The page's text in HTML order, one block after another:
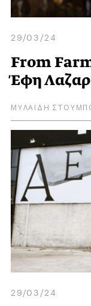
29/03/24
From
Έφη
ΜΥΛΑΙΔΗ
29/03/24